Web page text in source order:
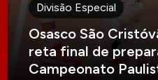
Divisão Especial
Osasco São
reta final de
Campeonato